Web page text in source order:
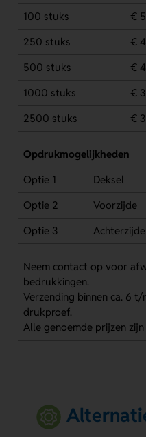
100 stuks €
250 stuks
€
500 stuks
€
1000 stuks
€
2500 stuks
€
Opdrukmogelijkheden
Optie 1
Deksel
Optie 2
Voorzijde
Optie 3
Achterzijde
Neem contact op voor
bedrukkingen.
Verzending binnen ca. 6
drukproef.
Alle genoemde prijzen zijn